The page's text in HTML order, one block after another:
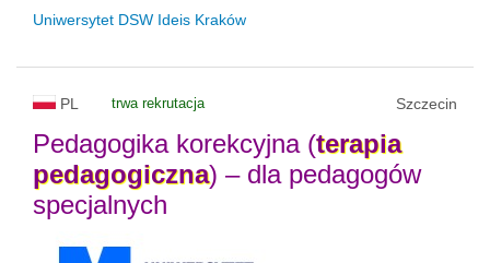
Uniwersytet DSW Ideis Kraków
PL trwa rekrutacja Szczecin
Pedagogika korekcyjna (terapia
pedagogiczna) – dla pedagogów
specjalnych